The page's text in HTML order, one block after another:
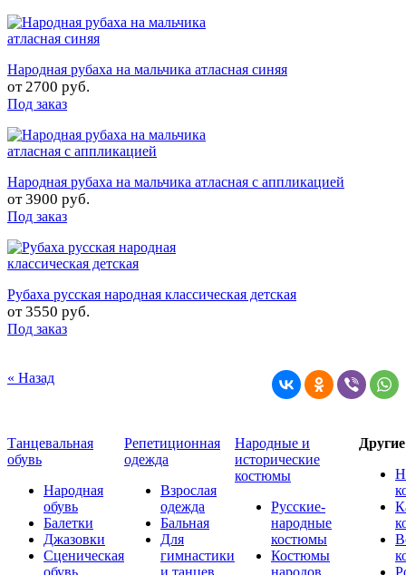
Народная рубаха на мальчика атласная синяя
от 2700 руб.
Под заказ
Народная рубаха на мальчика атласная с аппликацией
от3900 руб.
Под заказ
Рубаха русская народная классическая детская
от3550 руб.
Под заказ
« Назад
Танцевальная
обувь
Народная
обувь
Балетки
Джазовки
Сценическая
обувь
Репетиционная
одежда
Взрослая
одежда
Бальная
Для
гимнастики
и танцев
Народные и
исторические
костюмы
Русские-
народные
костюмы
Костюмы
народов